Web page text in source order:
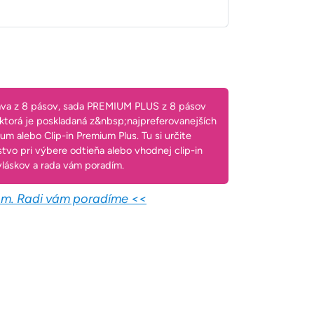
z 8 pásov, sada PREMIUM PLUS z 8 pásov
je poskladaná z&nbsp;najpreferovanejších
alebo Clip-in Premium Plus. Tu si určite
pri výbere odtieňa alebo vhodnej clip-in
a rada vám poradím.
Radi vám poradíme <<